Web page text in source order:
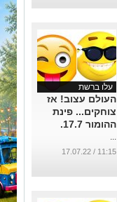
2022
עלו ברשת
העולם עצוב! אז
צוחקים... פינת
ההומור 17.7.
...
11:15 / 17.07.22